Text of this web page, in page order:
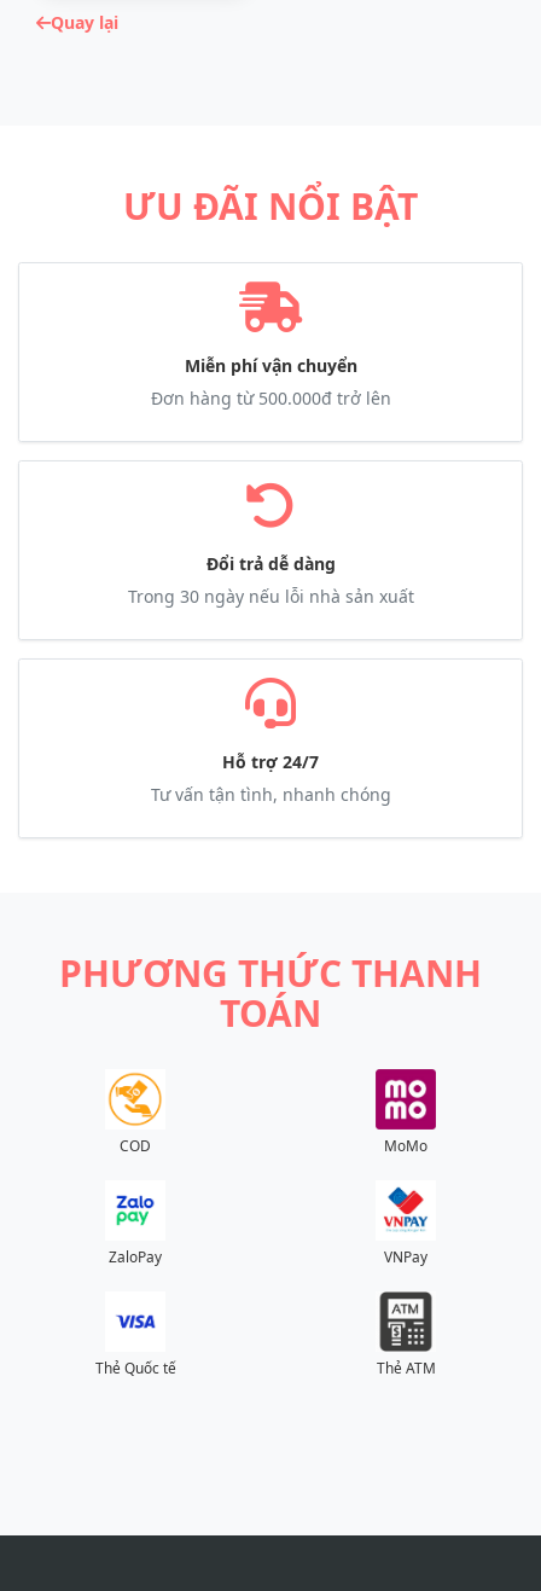
Quay lại
ƯU ĐÃI NỔI BẬT
Miễn phí vận chuyển
Đơn hàng từ 500.000đ trở lên
Đổi trả dễ dàng
Trong 30 ngày nếu lỗi nhà sản xuất
Hỗ trợ 24/7
Tư vấn tận tình, nhanh chóng
PHƯƠNG THỨC THANH
TOÁN
COD MoMo
ZaloPay VNPay
Thẻ Quốc tế Thẻ ATM